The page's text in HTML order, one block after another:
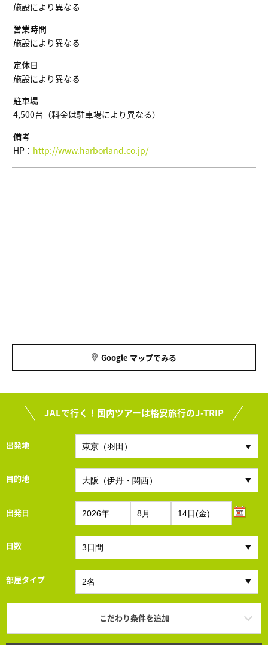
施設により異なる
営業時間
施設により異なる
定休日
施設により異なる
駐車場
4,500台（料金は駐車場により異なる）
備考
HP： http://www.harborland.co.jp/
Google マップでみる
JALで行く！国内ツアーは格安旅行のJ-TRIP
出発地
目的地
出発日
日数
部屋タイプ
こだわり条件を追加